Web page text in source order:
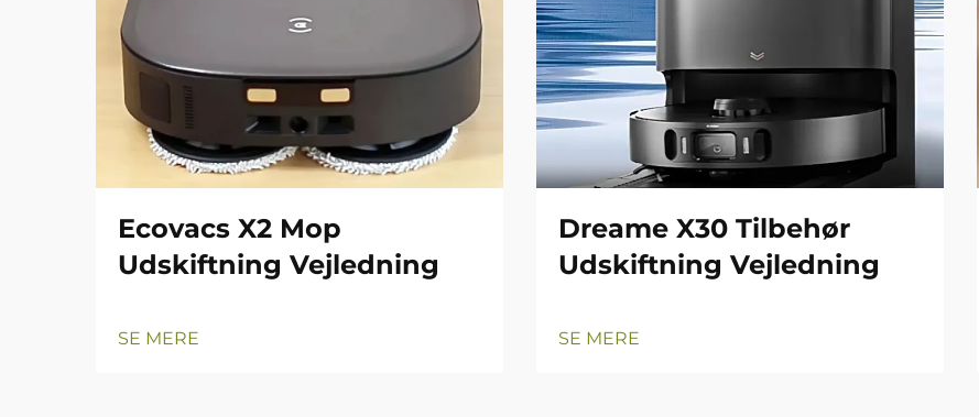
Ecovacs X2 Mop
Udskiftning Vejledning
SE MERE
Dreame X30 Tilbehør
Udskiftning Vejledning
SE MERE